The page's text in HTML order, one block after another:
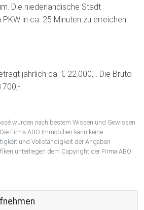
Die niederländische Stadt
in ca. 25 Minuten zu erreichen.
jährlich ca. € 22.000,-. Die Bruto
.
wurden nach bestem Wissen und Gewissen
Firma ABO Immobilien kann keine
und Vollständigkeit der Angaben
unterliegen dem Copyright der Firma ABO